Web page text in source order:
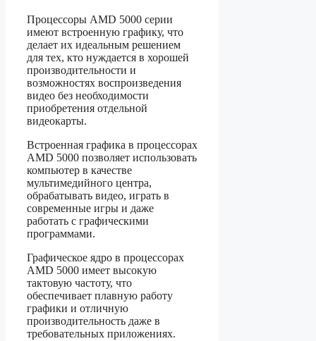
Процессоры AMD 5000 серии
имеют встроенную графику, что
делает их идеальным решением
для тех, кто нуждается в хорошей
производительности и
возможностях воспроизведения
видео без необходимости
приобретения отдельной
видеокарты.
Встроенная графика в процессорах
AMD 5000 позволяет использовать
компьютер в качестве
мультимедийного центра,
обрабатывать видео, играть в
современные игры и даже
работать с графическими
программами.
Графическое ядро в процессорах
AMD 5000 имеет высокую
тактовую частоту, что
обеспечивает плавную работу
графики и отличную
производительность даже в
требовательных приложениях.